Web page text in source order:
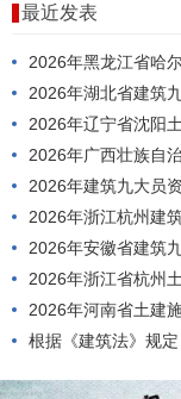
最近发表
2026年黑龙江省哈
2026年湖北省建筑
2026年辽宁省沈阳
2026年广西壮族自
2026年建筑九大员
2026年浙江杭州建
2026年安徽省建筑
2026年浙江省杭州
2026年河南省土建
根据《建筑法》规定，()是